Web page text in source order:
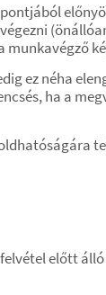
ez néha
ha a
előtt